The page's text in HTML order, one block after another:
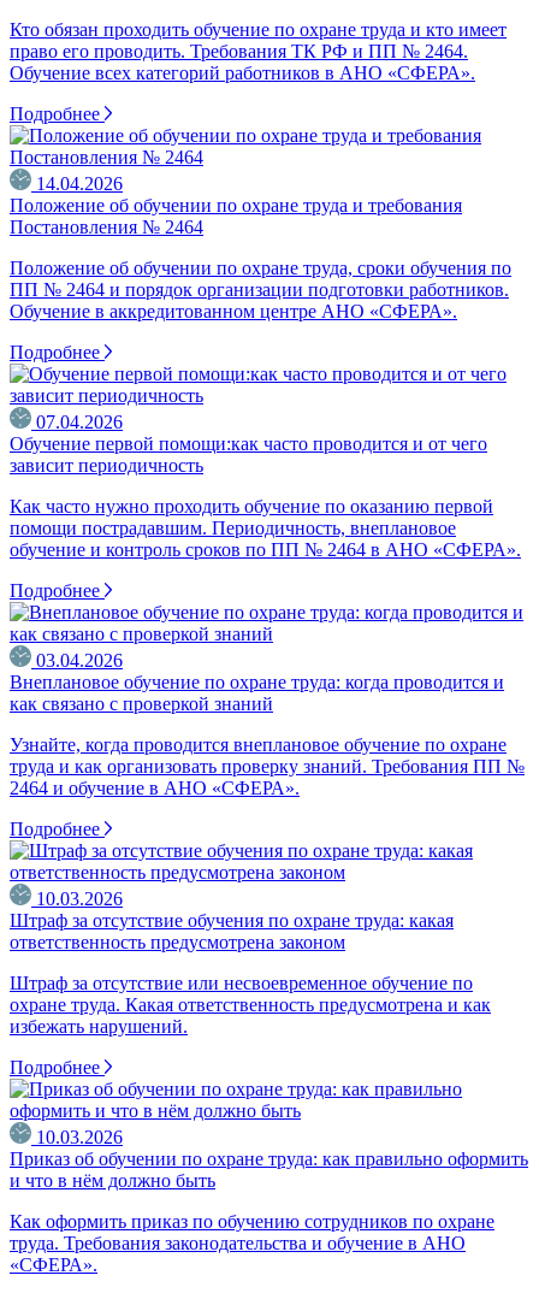
Кто обязан проходить обучение по охране труда и кто имеет
право его проводить. Требования ТК РФ и ПП № 2464.
Обучение всех категорий работников в АНО «СФЕРА».
Подробнее
14.04.2026
Положение об обучении по охране труда и требования
Постановления № 2464
Положение об обучении по охране труда, сроки обучения по
ПП № 2464 и порядок организации подготовки работников.
Обучение в аккредитованном центре АНО «СФЕРА».
Подробнее
07.04.2026
Обучение первой помощи:как часто проводится и от чего
зависит периодичность
Как часто нужно проходить обучение по оказанию первой
помощи пострадавшим. Периодичность, внеплановое
обучение и контроль сроков по ПП № 2464 в АНО «СФЕРА».
Подробнее
03.04.2026
Внеплановое обучение по охране труда: когда проводится и
как связано с проверкой знаний
Узнайте, когда проводится внеплановое обучение по охране
труда и как организовать проверку знаний. Требования ПП №
2464 и обучение в АНО «СФЕРА».
Подробнее
10.03.2026
Штраф за отсутствие обучения по охране труда: какая
ответственность предусмотрена законом
Штраф за отсутствие или несвоевременное обучение по
охране труда. Какая ответственность предусмотрена и как
избежать нарушений.
Подробнее
10.03.2026
Приказ об обучении по охране труда: как правильно оформить
и что в нём должно быть
Как оформить приказ по обучению сотрудников по охране
труда. Требования законодательства и обучение в АНО
«СФЕРА».